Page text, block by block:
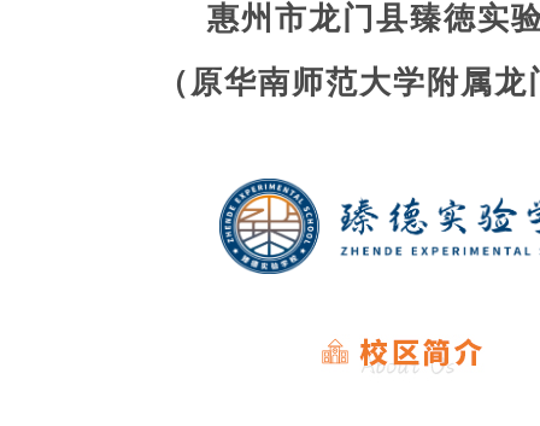
惠州市龙门县臻徳实
（原华南师范大学附属